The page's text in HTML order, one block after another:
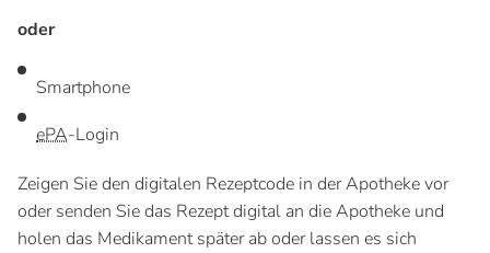
oder
Smartphone
ePA-Login
Zeigen Sie den digitalen Rezeptcode in der Apotheke vor
oder senden Sie das Rezept digital an die Apotheke und
holen das Medikament später ab oder lassen es sich